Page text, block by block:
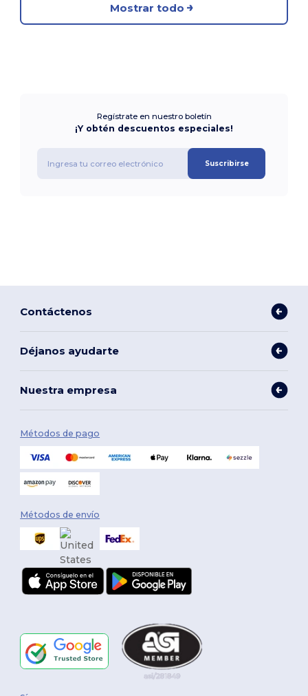
Mostrar todo
Regístrate en nuestro boletín
¡Y obtén descuentos especiales!
Suscribirse
Contáctenos
Déjanos ayudarte
Nuestra empresa
Métodos de pago
Métodos de envío